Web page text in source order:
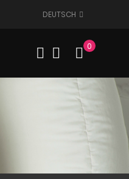
DEUTSCH
0